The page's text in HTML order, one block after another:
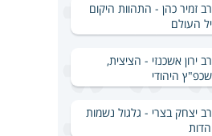
זמיר כהן - התהוות היקום
העולם
ירון אשכנזי - הציצית,
היהודי
יצחק בצרי - גלגול נשמות